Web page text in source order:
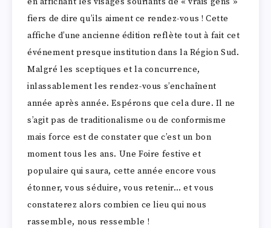
fiers de dire qu’ils aiment ce rendez-vous ! Cette
affiche d’une ancienne édition reflète tout à fait cet
événement presque institution dans la Région Sud.
Malgré les sceptiques et la concurrence,
inlassablement les rendez-vous s’enchaînent
année après année. Espérons que cela dure. Il ne
s’agit pas de traditionalisme ou de conformisme
mais force est de constater que c’est un bon
moment tous les ans. Une Foire festive et
populaire qui saura, cette année encore vous
étonner, vous séduire, vous retenir… et vous
constaterez alors combien ce lieu qui nous
rassemble, nous ressemble !